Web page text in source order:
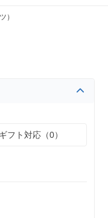
）
ギフト対応（0）